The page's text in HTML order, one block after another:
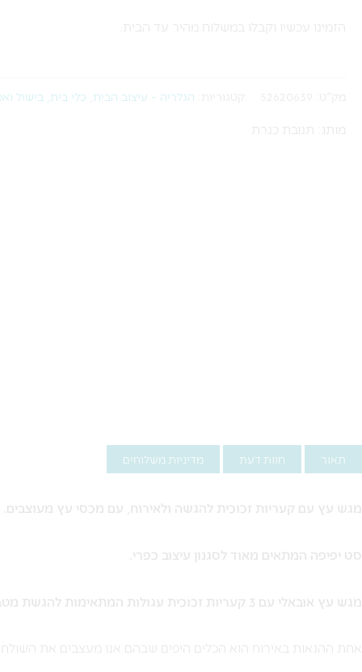
הזמינו עכשיו וקבלו במשלוח מהיר עד הבית.
מק"ט: 52620639 קטגוריות: הגלריה - עיצוב הבית כלי בית, בישול
מותג: תנובת כנרת
תאור חוות דעת מדיניות משלוחים
מגש עץ עם קעריות זכוכית להגשה ולאירוח, עם מכסי עץ מעוצבים.
סט יפיפה המתאים מאוד לסגנון עיצוב כפרי.
מגש עץ אובאלי עם 3 קעריות זכוכית עגולות המתאימות להגשת מטבלים, רטבים, סלטים, פיצוחים ועוד.
אחת ההנאות באירוח הוא הכלים היפים שבהם אנו מעצבים את השולחן.